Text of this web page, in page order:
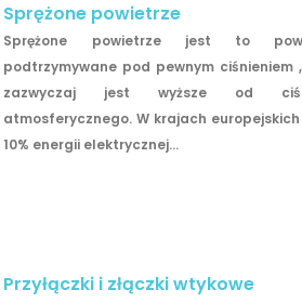
Sprężone powietrze
Sprężone powietrze jest to
podtrzymywane pod pewnym ciśnieniem
zazwyczaj jest wyższe od
atmosferycznego. W krajach europejskich
10% energii elektrycznej...
Przyłączki i złączki wtykowe